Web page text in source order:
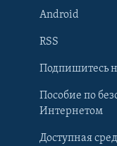
Learning English
Android
RSS
Подпишитесь
Пособие по
Интернетом
Доступная